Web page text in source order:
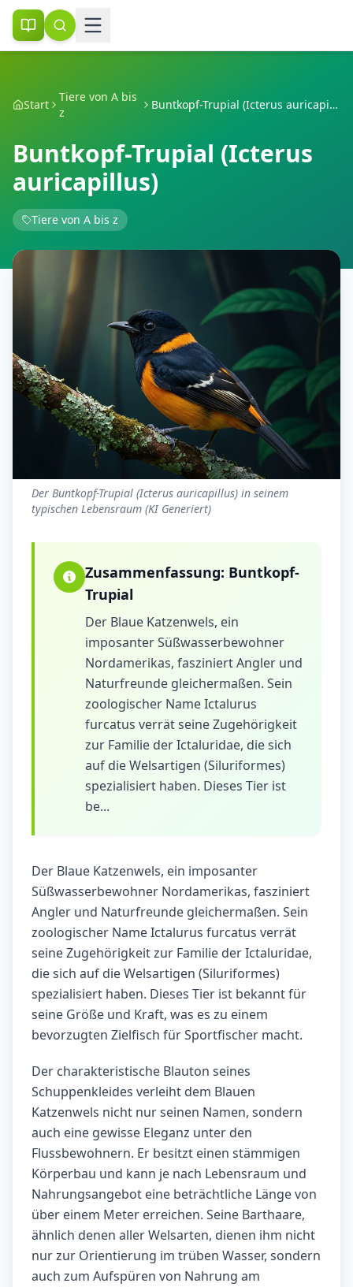
Start
Tiere von A bis
z
Buntkopf-Trupial (Icterus auricapillus)
Buntkopf-Trupial (Icterus
auricapillus)
Tiere von A bis z
Der Buntkopf-Trupial (Icterus auricapillus) in seinem
typischen Lebensraum (KI Generiert)
Zusammenfassung: Buntkopf-
Trupial
Der Blaue Katzenwels, ein
imposanter Süßwasserbewohner
Nordamerikas, fasziniert Angler und
Naturfreunde gleichermaßen. Sein
zoologischer Name Ictalurus
furcatus verrät seine Zugehörigkeit
zur Familie der Ictaluridae, die sich
auf die Welsartigen (Siluriformes)
spezialisiert haben. Dieses Tier ist
be...
Der Blaue Katzenwels, ein imposanter
Süßwasserbewohner Nordamerikas, fasziniert
Angler und Naturfreunde gleichermaßen. Sein
zoologischer Name Ictalurus furcatus verrät
seine Zugehörigkeit zur Familie der Ictaluridae,
die sich auf die Welsartigen (Siluriformes)
spezialisiert haben. Dieses Tier ist bekannt für
seine Größe und Kraft, was es zu einem
bevorzugten Zielfisch für Sportfischer macht.
Der charakteristische Blauton seines
Schuppenkleides verleiht dem Blauen
Katzenwels nicht nur seinen Namen, sondern
auch eine gewisse Eleganz unter den
Flussbewohnern. Er besitzt einen stämmigen
Körperbau und kann je nach Lebensraum und
Nahrungsangebot eine beträchtliche Länge von
über einem Meter erreichen. Seine Barthaare,
ähnlich denen aller Welsarten, dienen ihm nicht
nur zur Orientierung im trüben Wasser, sondern
auch zum Aufspüren von Nahrung am